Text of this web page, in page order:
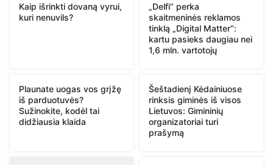
Kaip išrinkti dovaną vyrui,
kuri nenuvils?
„Delfi“ perka
skaitmeninės reklamos
tinklą „Digital Matter“:
kartu pasieks daugiau nei
1,6 mln. vartotojų
Plaunate uogas vos grįžę
iš parduotuvės?
Sužinokite, kodėl tai
didžiausia klaida
Šeštadienį Kėdainiuose
rinksis giminės iš visos
Lietuvos: Gimininių
organizatoriai turi
prašymą